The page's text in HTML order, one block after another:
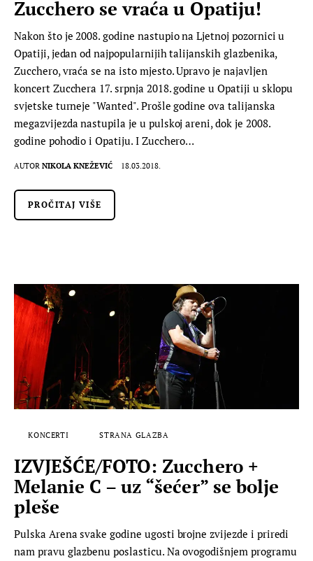
Zucchero se vraća u Opatiju!
Nakon što je 2008. godine nastupio na Ljetnoj pozornici u
Opatiji, jedan od najpopularnijih talijanskih glazbenika,
Zucchero, vraća se na isto mjesto. Upravo je najavljen
koncert Zucchera 17. srpnja 2018. godine u Opatiji u sklopu
svjetske turneje "Wanted". Prošle godine ova talijanska
megazvijezda nastupila je u pulskoj areni, dok je 2008.
godine pohodio i Opatiju. I Zucchero…
AUTOR NIKOLA KNEŽEVIĆ 18.03.2018.
PROČITAJ VIŠE
KONCERTI STRANA GLAZBA
IZVJEŠĆE/FOTO: Zucchero +
Melanie C – uz “šećer” se bolje
pleše
Pulska Arena svake godine ugosti brojne zvijezde i priredi
nam pravu glazbenu poslasticu. Na ovogodišnjem programu